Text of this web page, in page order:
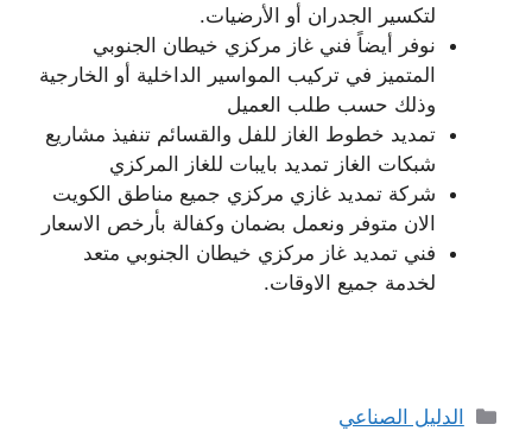
لتكسير الجدران أو الأرضيات.
نوفر أيضاً فني غاز مركزي خيطان الجنوبي
المتميز في تركيب المواسير الداخلية أو الخارجية
وذلك حسب طلب العميل
تمديد خطوط الغاز للفل والقسائم تنفيذ مشاريع
شبكات الغاز تمديد بايبات للغاز المركزي
شركة تمديد غازي مركزي جميع مناطق الكويت
الان متوفر ونعمل بضمان وكفالة بأرخص الاسعار
فني تمديد غاز مركزي خيطان الجنوبي متعد
لخدمة جميع الاوقات.
التصنيفات
الدليل الصناعي